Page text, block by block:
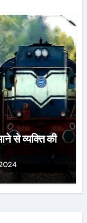
से व्यक्ति की